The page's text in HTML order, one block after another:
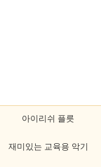
아이리쉬 플릇
재미있는 교육용 악기